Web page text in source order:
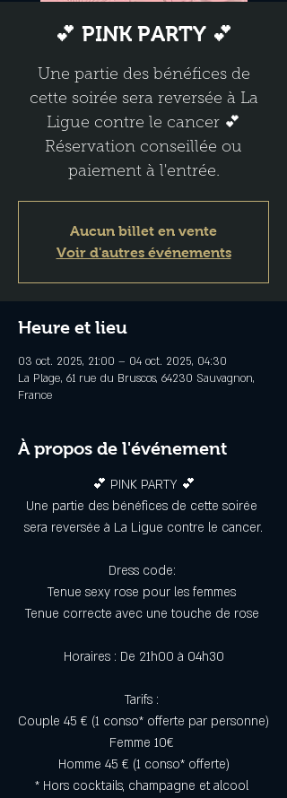
💕 PINK PARTY 💕
Une partie des bénéfices de
cette soirée sera reversée à La
Ligue contre le cancer 💕
Réservation conseillée ou
paiement à l'entrée.
Aucun billet en vente
Voir d'autres événements
Heure et lieu
03 oct. 2025, 21:00 – 04 oct. 2025, 04:30
La Plage, 61 rue du Bruscos, 64230 Sauvagnon,
France
À propos de l'événement
💕 PINK PARTY 💕
Une partie des bénéfices de cette soirée
sera reversée à La Ligue contre le cancer.
Dress code:
Tenue sexy rose pour les femmes
Tenue correcte avec une touche de rose
Horaires : De 21h00 à 04h30
Tarifs :
Couple 45 € (1 conso* offerte par personne)
Femme 10€
Homme 45 € (1 conso* offerte)
* Hors cocktails, champagne et alcool